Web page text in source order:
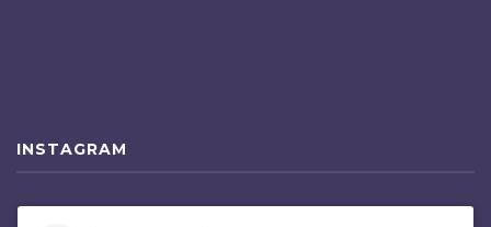
INSTAGRAM